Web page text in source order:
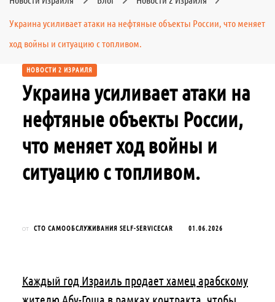
Украина усиливает атаки на нефтяные объекты России, что меняет
ход войны и ситуацию с топливом.
НОВОСТИ 2 ИЗРАИЛЯ
Украина усиливает атаки на
нефтяные объекты России,
что меняет ход войны и
ситуацию с топливом.
от СТО САМООБСЛУЖИВАНИЯ SELF-SERVICECAR 01.06.2026
Каждый год Израиль продает хамец арабскому